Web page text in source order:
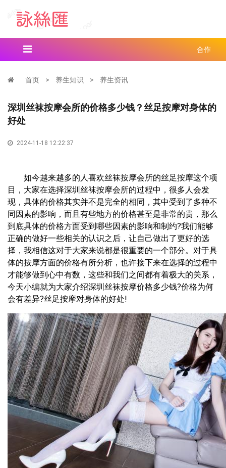
合作
首页 > 养生知识 > 养生资讯
深圳丝袜按摩会所的价格多少钱？丝足按摩对身体的
好处
2024-11-18 12:22:37
如今越来越多的人喜欢丝袜按摩会所的丝足按摩这个项
目，大家在选择深圳丝袜按摩会所的过程中，很多人会发
现，具体的价格其实并不是完全的相同，其中受到了多种不
同因素的影响，而且有些地方的价格甚至是非常的贵，那么
到底具体的价格方面受到哪些因素的影响和制约?我们能够
正确的做好一些相关的认识之后，让自己做出了更好的选
择，我相信这对于大家来说都是很重要的一个部分。对于具
体的按摩方面的价格有所分析，也许接下来在选择的过程中
才能够做到心中有数，这些和我们之间都有着极大的关系，
今天小编就为大家介绍深圳丝袜按摩价格多少钱?价格为何
会有差异?丝足按摩对身体的好处!